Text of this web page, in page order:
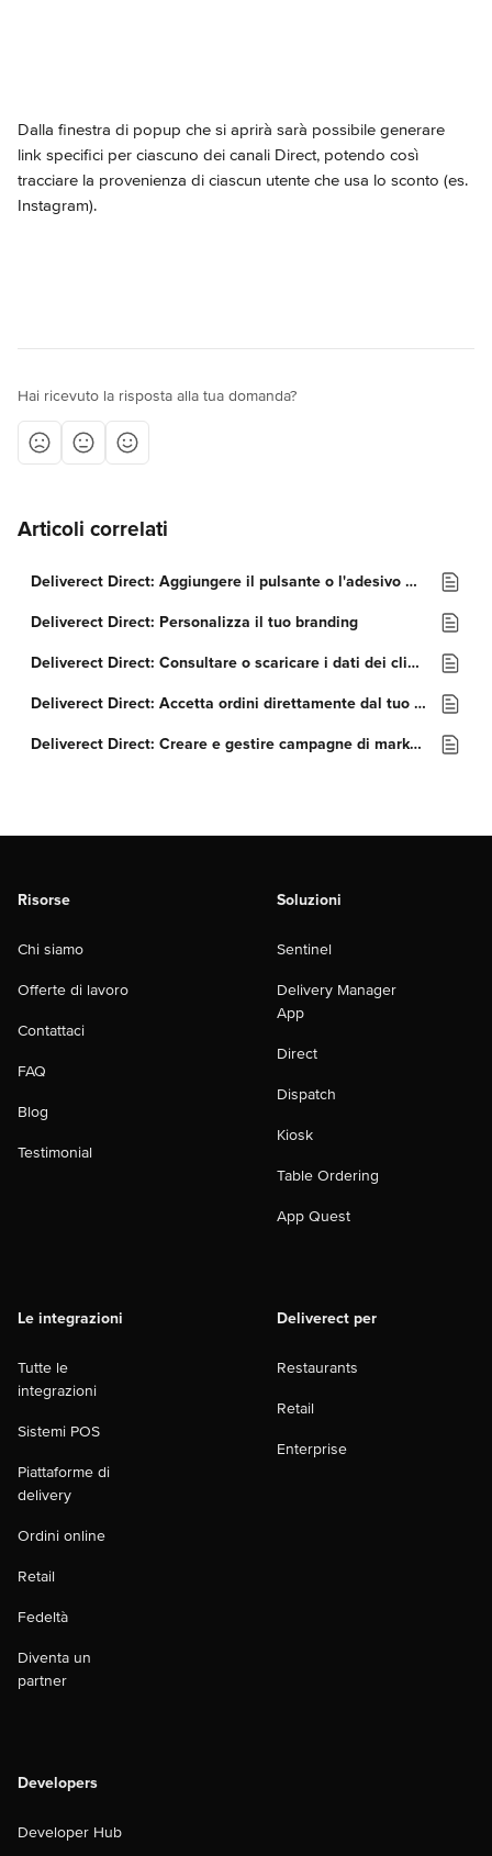
Dalla finestra di popup che si aprirà sarà possibile generare
link specifici per ciascuno dei canali Direct, potendo così
tracciare la provenienza di ciascun utente che usa lo sconto (es.
Instagram).
Hai ricevuto la risposta alla tua domanda?
Articoli correlati
Deliverect Direct: Aggiungere il pulsante o l'adesivo Ordina Cibo su Instagram
Deliverect Direct: Personalizza il tuo branding
Deliverect Direct: Consultare o scaricare i dati dei clienti
Deliverect Direct: Accetta ordini direttamente dal tuo sito
Deliverect Direct: Creare e gestire campagne di marketing via e-mail
Risorse
Chi siamo
Offerte di lavoro
Contattaci
FAQ
Blog
Testimonial
Soluzioni
Sentinel
Delivery Manager
App
Direct
Dispatch
Kiosk
Table Ordering
App Quest
Le integrazioni
Tutte le
integrazioni
Sistemi POS
Piattaforme di
delivery
Ordini online
Retail
Fedeltà
Diventa un
partner
Deliverect per
Restaurants
Retail
Enterprise
Developers
Developer Hub